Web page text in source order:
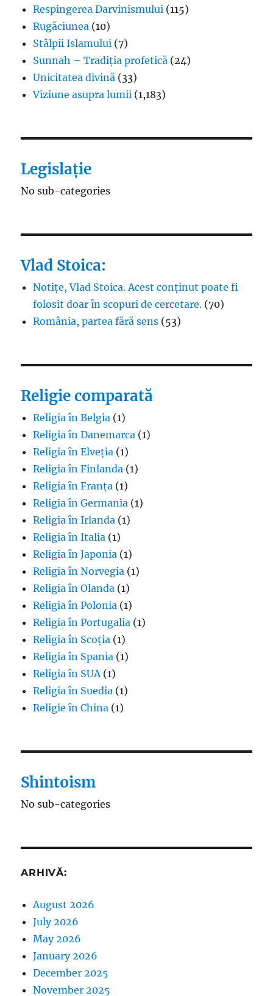
Respingerea Darvinismului (115)
Rugăciunea (10)
Stâlpii Islamului (7)
Sunnah – Tradiția profetică (24)
Unicitatea divină (33)
Viziune asupra lumii (1,183)
Legislație
No sub-categories
Vlad Stoica:
Notițe, Vlad Stoica. Acest conținut poate fi
folosit doar în scopuri de cercetare. (70)
România, partea fără sens (53)
Religie comparată
Religia în Belgia (1)
Religia în Danemarca (1)
Religia în Elveția (1)
Religia în Finlanda (1)
Religia în Franța (1)
Religia în Germania (1)
Religia în Irlanda (1)
Religia în Italia (1)
Religia în Japonia (1)
Religia în Norvegia (1)
Religia în Olanda (1)
Religia în Polonia (1)
Religia în Portugalia (1)
Religia în Scoția (1)
Religia în Spania (1)
Religia în SUA (1)
Religia în Suedia (1)
Religie în China (1)
Shintoism
No sub-categories
ARHIVĂ:
August 2026
July 2026
May 2026
January 2026
December 2025
November 2025